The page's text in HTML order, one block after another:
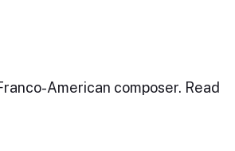
American composer. Read